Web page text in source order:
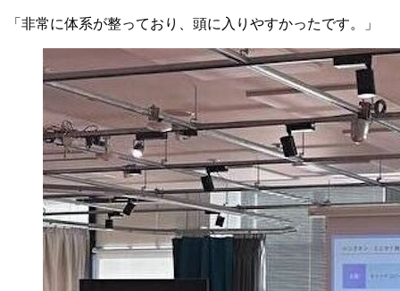
「非常に体系が整っており、頭に入りやすかったです。」